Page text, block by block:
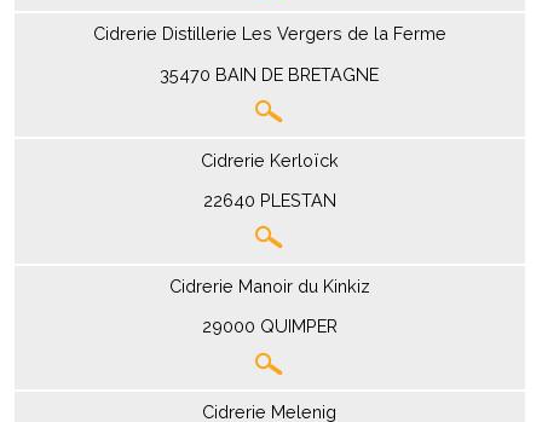
Cidrerie Distillerie Les Vergers de la Ferme
35470 BAIN DE BRETAGNE
Cidrerie Kerloïck
22640 PLESTAN
Cidrerie Manoir du Kinkiz
29000 QUIMPER
Cidrerie Melenig